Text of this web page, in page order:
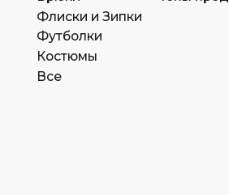
Футболки
Все
Костюмы